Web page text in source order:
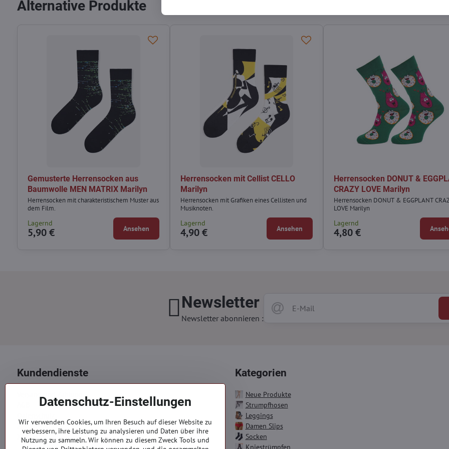
Alternative Produkte
Gemusterte Herrensocken aus
Baumwolle MEN MATRIX Marilyn
Herrensocken mit charakteristischem Muster aus
dem Film.
Lagernd
5,90 € Ansehen
Herrensocken mit Cellist CELLO
Marilyn
Herrensocken mit Grafiken eines Cellisten und
Musiknoten.
Lagernd
4,90 € Ansehen
Herrensocken DONUT &
CRAZY LOVE Marilyn
Herrensocken DONUT & EGGPLANT
LOVE Marilyn
Lagernd
4,80 €
Newsletter
Newsletter abonnieren :
Kundendienste
Reklamation
Kontakte
Kategorien
Neue Produkte
Strumpfhosen
Leggings
Damen Slips
Socken
Kniestrümpfen
Datenschutz-Einstellungen
Wir verwenden Cookies, um Ihren Besuch auf dieser Website zu
verbessern, ihre Leistung zu analysieren und Daten über ihre
Nutzung zu sammeln. Wir können zu diesem Zweck Tools und